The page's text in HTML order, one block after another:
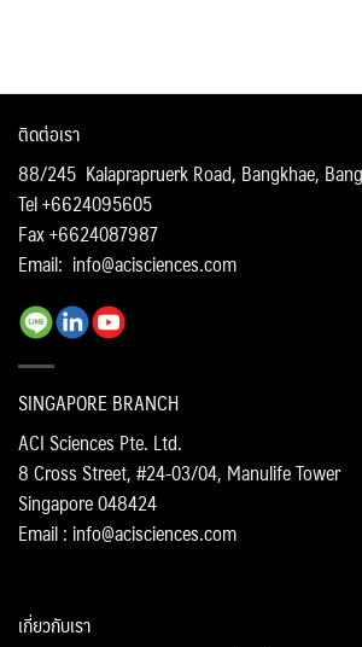
ติดต่อเรา
88/245 Kalaprapruerk Road, Bangkhae,
Tel +6624095605
Fax +6624087987
Email: info@acisciences.com
SINGAPORE BRANCH
ACI Sciences Pte. Ltd.
8 Cross Street, #24-03/04, Manulife Tower
Singapore 048424
Email : info@acisciences.com
เกี่ยวกับเรา